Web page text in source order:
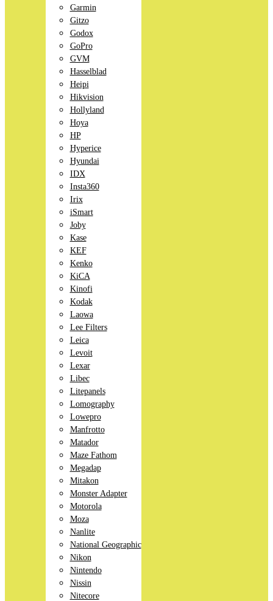
Garmin
Gitzo
Godox
GoPro
GVM
Hasselblad
Heipi
Hikvision
Hollyland
Hoya
HP
Hyperice
Hyundai
IDX
Insta360
Irix
iSmart
Joby
Kase
KEF
Kenko
KiCA
Kinofi
Kodak
Laowa
Lee Filters
Leica
Levoit
Lexar
Libec
Litepanels
Lomography
Lowepro
Manfrotto
Matador
Maze Fathom
Megadap
Mitakon
Monster Adapter
Motorola
Moza
Nanlite
National Geographic
Nikon
Nintendo
Nissin
Nitecore